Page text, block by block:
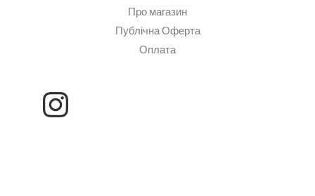
Про магазин
Публічна Оферта
Оплата